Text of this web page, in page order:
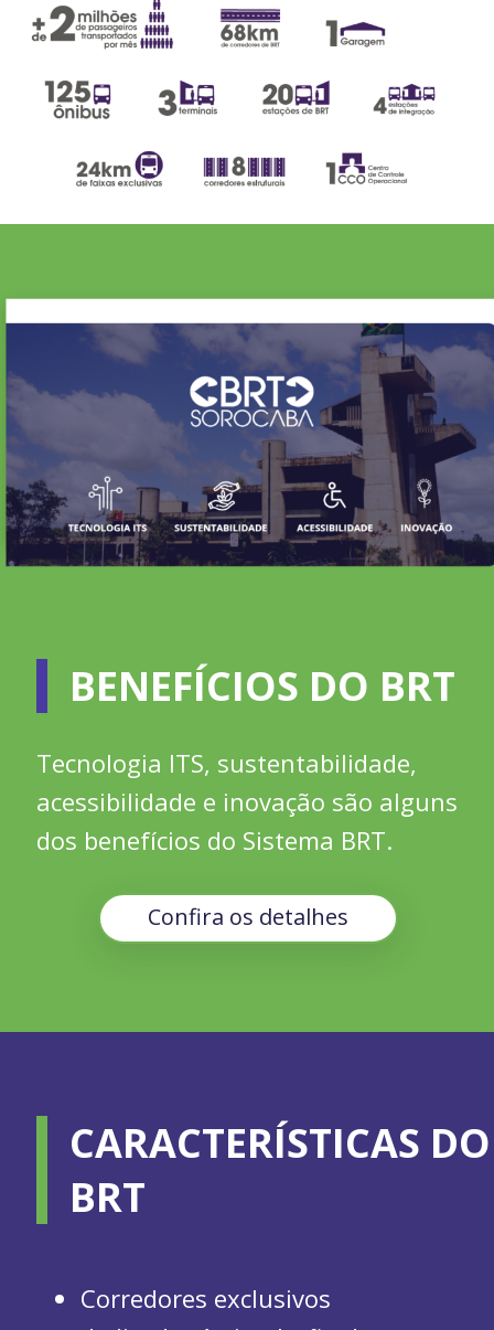
BENEFÍCIOS DO BRT
Tecnologia ITS, sustentabilidade,
acessibilidade e inovação são alguns
dos benefícios do Sistema BRT.
Confira os detalhes
CARACTERÍSTICAS DO
BRT
Corredores exclusivos